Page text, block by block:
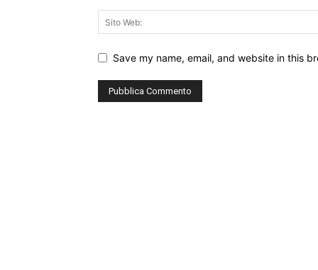
Save my name, email, and website in this